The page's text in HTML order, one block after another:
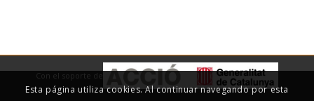
Con el soporte de
Esta página utiliza cookies. Al continuar navegando por esta